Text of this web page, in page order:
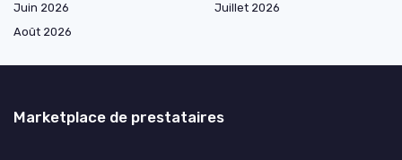
Juin 2026
Juillet 2026
Août 2026
Marketplace de prestataires